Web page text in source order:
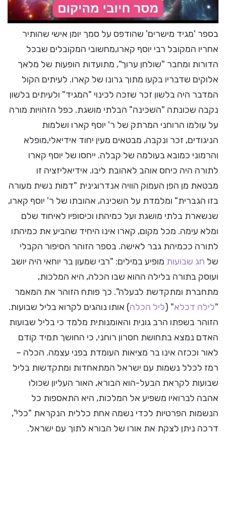
בספר 'מגיד מישרים' שהודפס על סמך יומן אישי שהותיר
אחריו המקובל רבי יוסף קארו,מחשובי המקובלים שבכל
הדורות ומחבר "שולחן ערוך", מתועדות הופעות של מלאך
אלוקים שדבריו בקעו מתוך גרונו של קארו. לעיתים הקול
המדבר היה בלשון זכר שזכה לכינוי "המגיד" ולעיתים בלשון
נקבה שכונתה "השכינה" הבלתי מושגת. כפל הזהויות מורה
על עולמו הרוחני המרתק של ר' יוסף קארו ושלמות
הניגודים, זכר ונקבה, מבטאים מעין יחוד אידיאלי,מופלא
והרמוני כמובא בעולמה של קבלה. ייחסו של יוסף קארו
לתורה היה כיחס אוהב לאהובת ליבו. אידיאליזציה זו
מבטאת מן הפן העמוק הוויה אנדרוגינית "דמות נשית מעורה
בזו הגברית" ומלמדת על השכינה, אהובתו של ר' יוסף קארו,
שנשארת בלתי מושגת ועל כמיהתו וכיסופיו לאיחוד שלם
ומלא עימה. מכל מקום, קארו אינו היחיד שהביע את כמיהתו
לתורה ככמיהת גבר לאישה. בספר הזוהר הסיפור הקבלי
של חג שבועות מופיע במילים: "רבי שמעון בר יוחאי היה יושב
ועוסק בתורה בלילה ההוא שבו הכלה, היא המלכות,
מתחברת ומתקדשת לבעלה". כך פותח הזוהר את המאמר
"לילה דכלא" (ליל הכלה) אותו נוהגים לקרוא בליל שבועות.
הזוהר בשפתו הרב גונית והאומנותית מלמד כי בליל שבועות
האדם נמצא בתחושת חסרון רוחני, כי החושך תמיד קודם
לאור וככזה אינו בר מציאות העומדת בפני עצמה. הכלה –
רמז לכלל נשמות עם ישראל המתאחדות ומתקדשות בליל
שבועות לקראת הבעל-הוא הבורא, האור העליון שכולו
אהבה לברואיו משפיע אל המלכות, היא התאספות כל
הנשמות הפרטיות לכדי נשמה אחת כללית הנקראת "כלי",
דרכה ניתן לצקת את אורו של הבורא לתוך עם ישראל.